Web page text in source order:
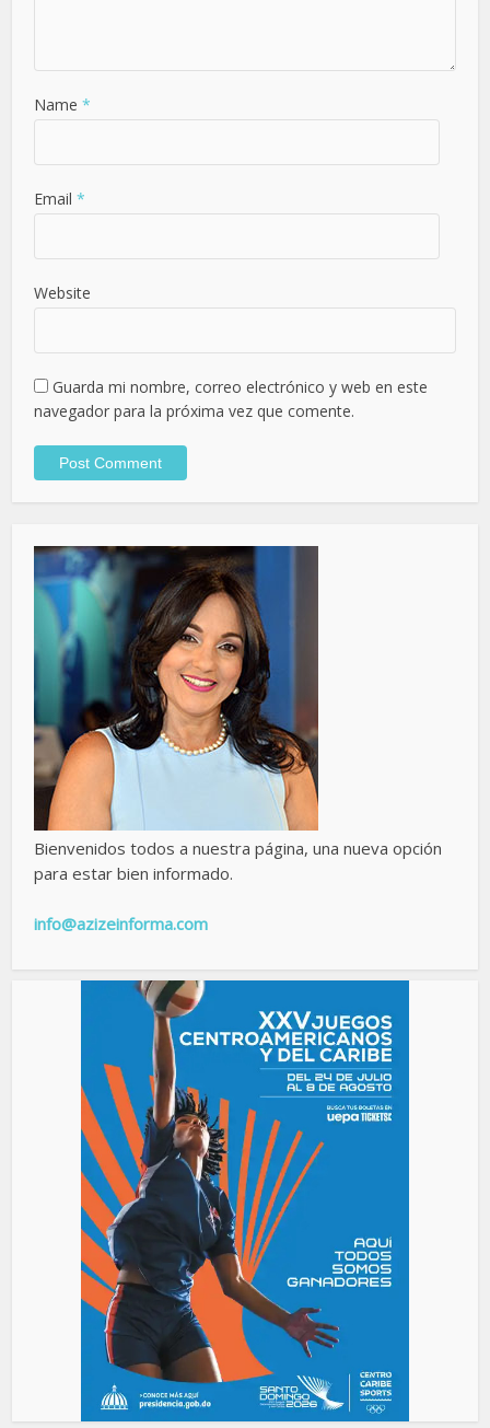
Name *
Email *
Website
Guarda mi nombre, correo electrónico y web en este
navegador para la próxima vez que comente.
Bienvenidos todos a nuestra página, una nueva opción
para estar bien informado.
info@azizeinforma.com